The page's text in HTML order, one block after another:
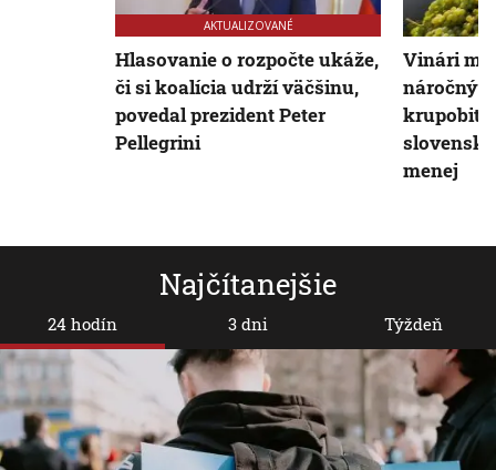
Najčítanejšie
24 hodín 3 dni Týždeň
AKTUALIZOVANÉ
Hlasovanie o rozpočte ukáže,
či si koalícia udrží väčšinu,
povedal prezident Peter
Pellegrini
Vinári
náročný
menej